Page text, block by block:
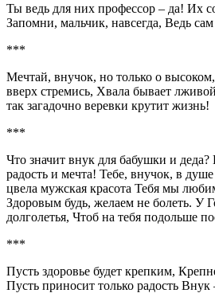
Ты ведь для них профессор – да! Их
Запомни, мальчик, навсегда, Ведь
***
Мечтай, внучок, но только о
вверх стремись, Хвала бывает
так загадочно веревки крутит жизнь!
***
Что значит внук для бабушки и деда?
радость и мечта! Тебе, внучок, в
цвела мужская красота Тебя мы
Здоровым будь, желаем не болеть. У
долголетья, Чтоб на тебя подольше
***
Пусть здоровье будет крепким,
Пусть приносит только радость